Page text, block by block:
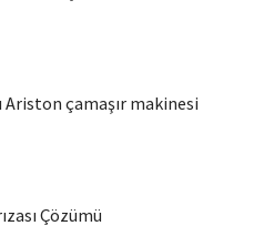
Ariston çamaşır makinesi
Çözümü